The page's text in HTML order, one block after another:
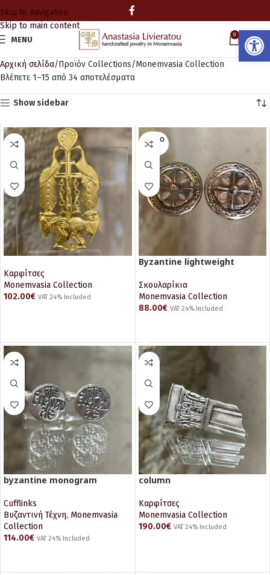
Skip to navigation
Skip to main content
MENU
0
0.00
Αρχική σελίδα Προϊόν Collections Monemvasia Collection
Βλέπετε 1–15 από 34 αποτελέσματα
Show sidebar
Καρφίτσες
Monemvasia Collection
102.00€ VAT 24% Included
SOLD O
UT
Byzantine lightweight
Σκουλαρίκια
Monemvasia Collection
88.00€ VAT 24% Included
byzantine monogram
Cufflinks
Βυζαντινή Τέχνη, Monemvasia
Collection
114.00€ VAT 24% Included
column
Καρφίτσες
Monemvasia Collection
190.00€ VAT 24% Included